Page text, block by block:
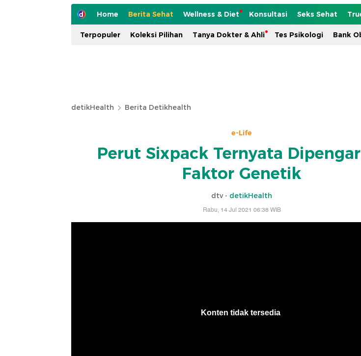
Home Berita Sehat Wellness & Diet Konsultasi Seks Sehat
Terpopuler Koleksi Pilihan Tanya Dokter & Ahli Tes Psikologi Bank
detikHealth Berita Detikhealth
e-Life
Perut Sixpack Ternyata
Faktor Genetik
dtv - detikHealth
Rabu, 14 Jul 2021 06:38 WIB